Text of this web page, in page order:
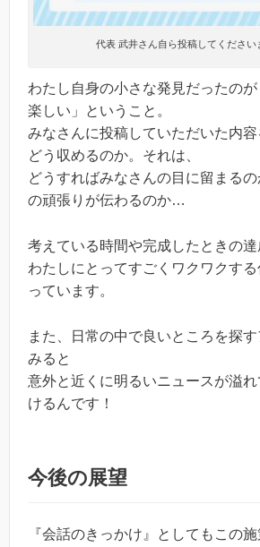
代表 武井さん自ら投稿してください
わたし自身の小さな発見だったの
楽しい」ということ。
みなさんに投稿していただいた内
どう収めるのか。それは、
どうすればみなさんの目に留まる
の頑張りが伝わるのか…
考えている時間や完成したときの達
わたしにとってすごくワクワクす
っています。
また、日常の中で良いところを探
みると
意外と近くに明るいニュースが溢
けるんです！
今後の展望
『会話のきっかけ』としてもこの